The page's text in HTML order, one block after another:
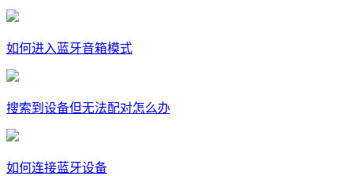
如何进入蓝牙音箱模式
搜索到设备但无法配对怎么办
如何连接蓝牙设备